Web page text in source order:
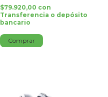
$79.920,00 con
Transferencia o depósito
bancario
Comprar